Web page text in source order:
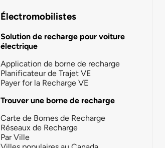
Électromobilistes
Solution de recharge pour voiture
électrique
Application de borne de recharge
Planificateur de Trajet VE
Payer for la Recharge VE
Trouver une borne de recharge
Carte de Bornes de Recharge
Réseaux de Recharge
Par Ville